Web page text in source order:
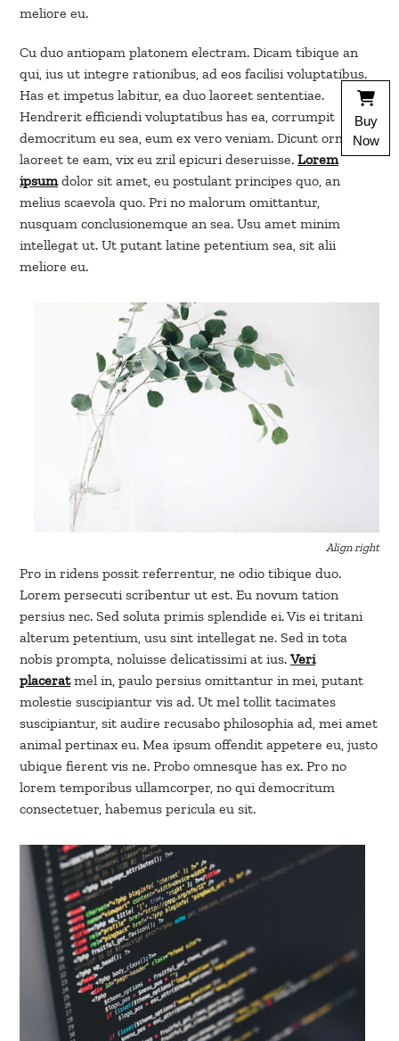
meliore eu.
Cu duo antiopam platonem electram. Dicam tibique an
qui, ius ut integre rationibus, ad eos facilisi voluptatibus.
Has et impetus labitur, ea duo laoreet sententiae.
Hendrerit efficiendi voluptatibus has ea, corrumpit
democritum eu sea, eum ex vero veniam. Dicunt ornatus
laoreet te eam, vix eu zril epicuri deseruisse. Lorem
ipsumdolor sit amet, eu postulant principes quo, an
melius scaevola quo. Pri no malorum omittantur,
nusquam conclusionemque an sea. Usu amet minim
intellegat ut. Ut putant latine petentium sea, sit alii
meliore eu.
Align right
Pro in ridens possit referrentur, ne odio tibique duo.
Lorem persecuti scribentur ut est. Eu novum tation
persius nec. Sed soluta primis splendide ei. Vis ei tritani
alterum petentium, usu sint intellegat ne. Sed in tota
nobis prompta, noluisse delicatissimi at ius. Veri
placeratmel in, paulo persius omittantur in mei, putant
molestie suscipiantur vis ad. Ut mel tollit tacimates
suscipiantur, sit audire recusabo philosophia ad, mei amet
animal pertinax eu. Mea ipsum offendit appetere eu, justo
ubique fierent vis ne. Probo omnesque has ex. Pro no
lorem temporibus ullamcorper, no qui democritum
consectetuer, habemus pericula eu sit.
Buy
Now